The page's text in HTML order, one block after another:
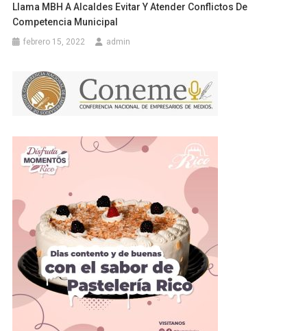
Llama MBH A Alcaldes Evitar Y Atender Conflictos De
Competencia Municipal
febrero 15, 2022 admin